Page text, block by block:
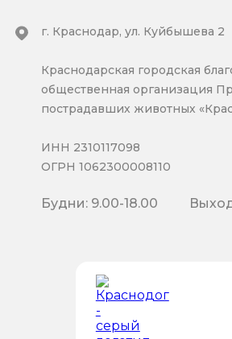
г. Краснодар, ул. Куйбышева 2
Краснодарская городская
общественная организация
пострадавших животных
ИНН 2310117098
ОГРН 1062300008110
Будни: 9.00-18.00